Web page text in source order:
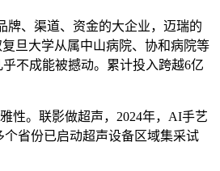
牌、渠道、资金的大企业，迈瑞的
旦大学从属中山病院、协和病院等
不成能被撼动。累计投入跨越6亿
性。联影做超声，2024年，AI手艺
省份已启动超声设备区域集采试